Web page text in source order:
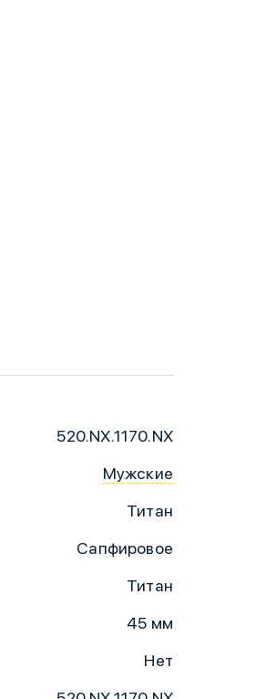
520.NX.1170.NX
Мужские
Титан
Сапфировое
Титан
45 мм
Нет